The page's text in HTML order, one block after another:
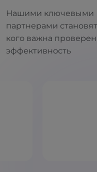
Нашими ключевыми
партнерами
кого важна
эффективность